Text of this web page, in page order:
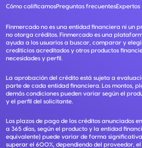
Cómo calificamosPreguntas frecuentesExpertos
Finmercado no es una entidad financiera ni un
no otorga créditos. Finmercado es una
ayuda a los usuarios a buscar, comparar y
crediticios acreditados y otros productos
necesidades y perfil.
La aprobación del crédito está sujeta a
parte de cada entidad financiera. Los montos,
demás condiciones pueden variar según el
y el perfil del solicitante.
Los plazos de pago de los créditos anunciados
a 365 días, según el producto y la entidad
equivalente) puede variar de forma significativa
superar el 600%, dependiendo del proveedor,